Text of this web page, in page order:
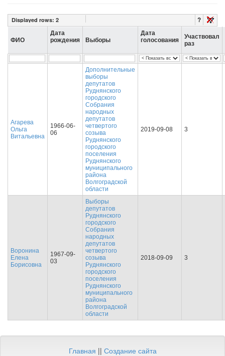
Displayed rows: 2 ?
ФИО
Дата
рождения
Выборы
Дата
голосования
Участвовал
раз
Агарева
Ольга
Витальевна
1966-06-
06
Дополнительные
выборы
депутатов
Руднянского
городского
Собрания
народных
депутатов
четвертого
созыва
Руднянского
городского
поселения
Руднянского
муниципального
района
Волгоградской
области
2019-09-08 3
Воронина
Елена
Борисовна
1967-09-
03
Выборы
депутатов
Руднянского
городского
Собрания
народных
депутатов
четвертого
созыва
Руднянского
городского
поселения
Руднянского
муниципального
района
Волгоградской
области
2018-09-09 3
Главная || Создание сайта